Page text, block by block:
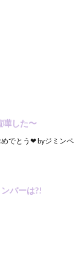
嘩した〜
でとう❤︎ byジミンペ
バーは?!